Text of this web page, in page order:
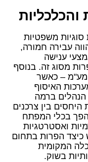
משפטיות
עבירה חמורה,
ענישה
מסוג זה. בנוסף
מע"מ – כאשר
האיסוף
ברמה
בין צרכנים
בכלי המפתח
ואסטרטגיות
כיצד הפרות בתחום
המקומית
בשוק.